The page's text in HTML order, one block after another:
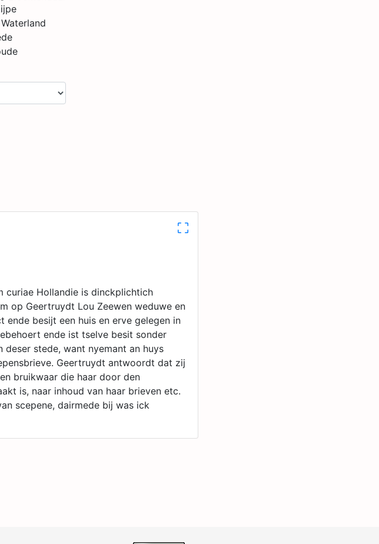
curiae Hollandie is dinckplichtich
op Geertruydt Lou Zeewen weduwe en
besijt een huis en erve gelegen in
ende ist tselve besit sonder
stede, want nyemant an huys
Geertruydt antwoordt dat zij
bruikwaar die haar door den
is, naar inhoud van haar brieven etc.
scepene, dairmede bij was ick